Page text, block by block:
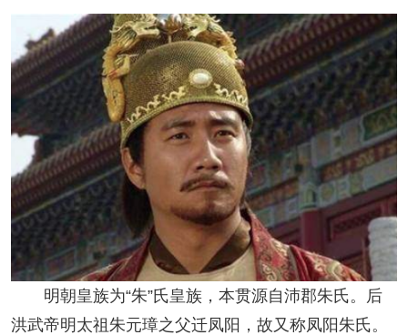
明朝皇族为“朱”氏皇族，本贯源自沛郡朱氏。后
洪武帝明太祖朱元璋之父迁凤阳，故又称凤阳朱氏。